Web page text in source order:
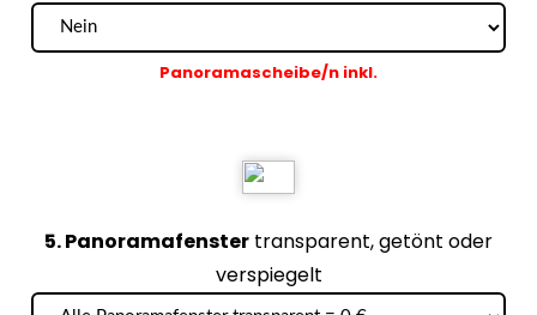
Panoramascheibe/n inkl.
5. Panoramafenster transparent, getönt oder
verspiegelt